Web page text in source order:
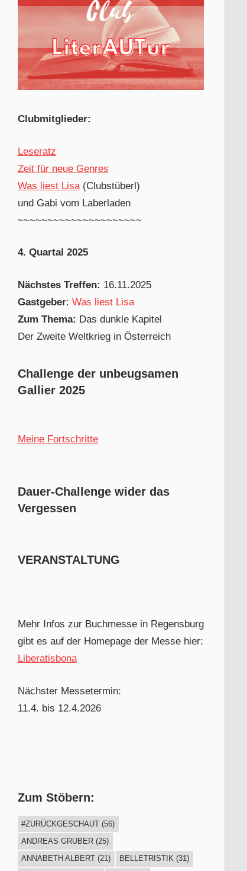
Clubmitglieder:
Leseratz
Zeit für neue Genres
Was liest Lisa(Clubstüberl)
und Gabi vom Laberladen
~~~~~~~~~~~~~~~~~~~~~
4. Quartal 2025
Nächstes Treffen: 16.11.2025
Gastgeber: Was liest Lisa
Zum Thema: Das dunkle Kapitel
Der Zweite Weltkrieg in Österreich
Challenge der unbeugsamen
Gallier 2025
Meine Fortschritte
Dauer-Challenge wider das
Vergessen
VERANSTALTUNG
Mehr Infos zur Buchmesse in Regensburg
gibt es auf der Homepage der Messe hier:
Liberatisbona
Nächster Messetermin:
11.4. bis 12.4.2026
Zum Stöbern:
#ZURÜCKGESCHAUT (56)
ANDREAS GRUBER (25)
ANNABETH ALBERT (21) BELLETRISTIK (31)